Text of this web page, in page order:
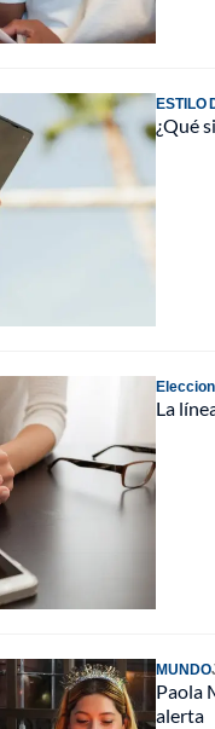
ESTILO
¿Qué
La
MUNDO
Paola
alerta